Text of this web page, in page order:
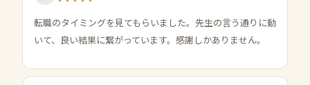
転職のタイミングを見てもらいました。先生の言う通りに動
いて、良い結果に繋がっています。感謝しかありません。